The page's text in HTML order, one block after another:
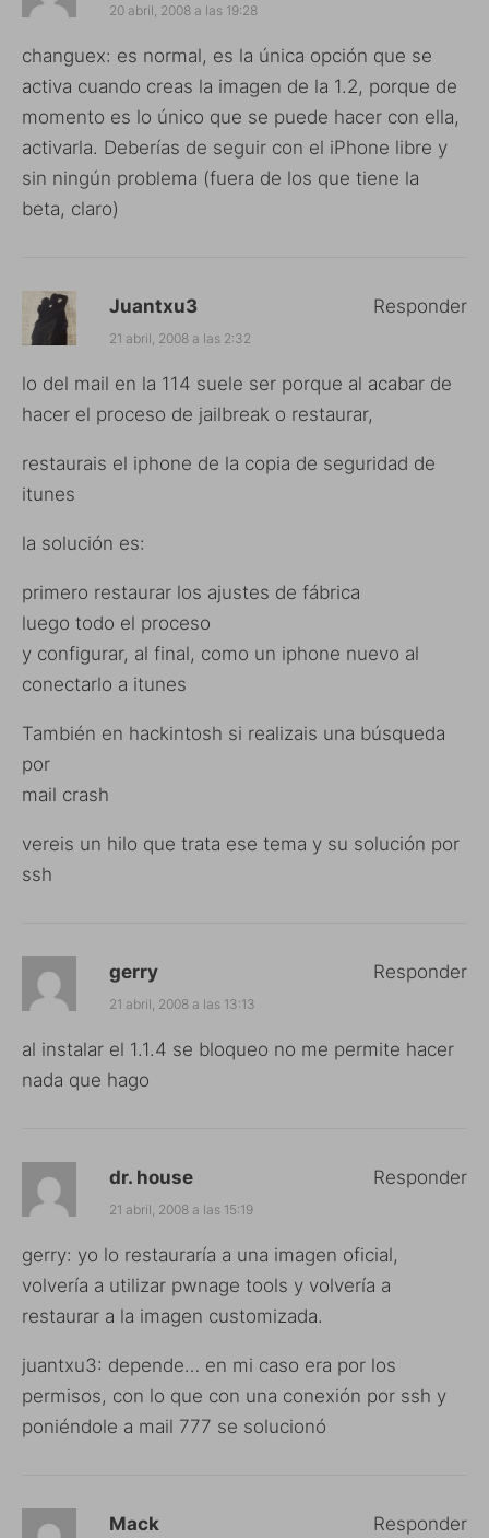
20 abril, 2008 a las 19:28
changuex: es normal, es la única opción que se
activa cuando creas la imagen de la 1.2, porque de
momento es lo único que se puede hacer con ella,
activarla. Deberías de seguir con el iPhone libre y
sin ningún problema (fuera de los que tiene la
beta, claro)
Juantxu3
21 abril, 2008 a las 2:32
lo del mail en la 114 suele ser porque al acabar de
hacer el proceso de jailbreak o restaurar,
restaurais el iphone de la copia de seguridad de
itunes
la solución es:
primero restaurar los ajustes de fábrica
luego todo el proceso
y configurar, al final, como un iphone nuevo al
conectarlo a itunes
También en hackintosh si realizais una búsqueda
por
mail crash
vereis un hilo que trata ese tema y su solución por
ssh
Responder
gerry
21 abril, 2008 a las 13:13
al instalar el 1.1.4 se bloqueo no me permite hacer
nada que hago
Responder
dr. house
21 abril, 2008 a las 15:19
gerry: yo lo restauraría a una imagen oficial,
volvería a utilizar pwnage tools y volvería a
restaurar a la imagen customizada.
juantxu3: depende… en mi caso era por los
permisos, con lo que con una conexión por ssh y
poniéndole a mail 777 se solucionó
Responder
Mack Responder